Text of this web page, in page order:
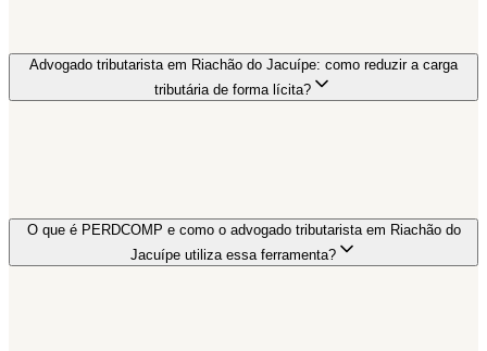
Advogado tributarista em Riachão do Jacuípe: como reduzir a carga
tributária de forma lícita?
O que é PERDCOMP e como o advogado tributarista em Riachão do
Jacuípe utiliza essa ferramenta?